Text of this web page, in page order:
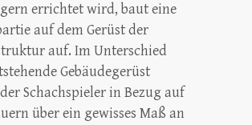
errichtet wird, baut eine
auf dem Gerüst der
auf. Im Unterschied
Gebäudegerüst
Schachspieler in Bezug auf
über ein gewisses Maß an